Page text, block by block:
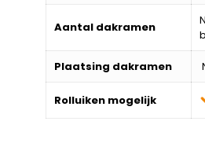
Aantal dakramen
Plaatsing dakramen
Rolluiken mogelijk